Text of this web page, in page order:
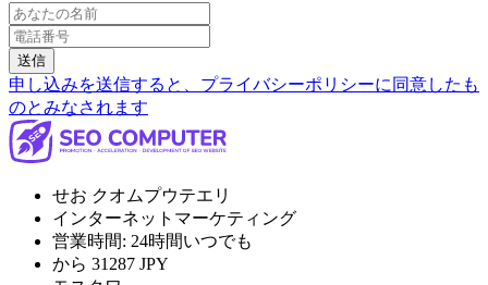
送信
申し込みを送信すると、プライバシーポリシーに同意したも
のとみなされます
せお クオムプウテエリ
インターネットマーケティング
営業時間: 24時間いつでも
から 31287 JPY